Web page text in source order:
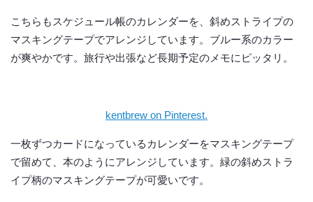
こちらもスケジュール帳のカレンダーを、斜めストライプの
マスキングテープでアレンジしています。ブルー系のカラー
が爽やかです。旅行や出張など長期予定のメモにピッタリ。
kentbrew on Pinterest.
一枚ずつカードになっているカレンダーをマスキングテープ
で留めて、本のようにアレンジしています。緑の斜めストラ
イプ柄のマスキングテープが可愛いです。